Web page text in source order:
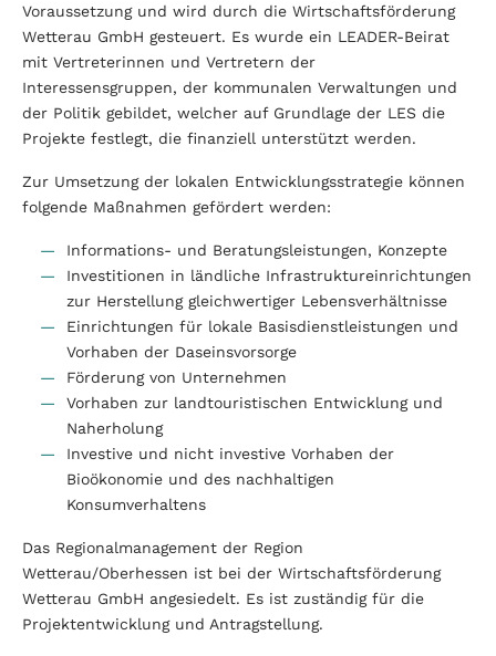
Voraussetzung und wird durch die Wirtschaftsförderung
Wetterau GmbH gesteuert. Es wurde ein LEADER-Beirat
mit Vertreterinnen und Vertretern der
Interessensgruppen, der kommunalen Verwaltungen und
der Politik gebildet, welcher auf Grundlage der LES die
Projekte festlegt, die finanziell unterstützt werden.
Zur Umsetzung der lokalen Entwicklungsstrategie können
folgende Maßnahmen gefördert werden:
Informations- und Beratungsleistungen, Konzepte
Investitionen in ländliche Infrastruktureinrichtungen
zur Herstellung gleichwertiger Lebensverhältnisse
Einrichtungen für lokale Basisdienstleistungen und
Vorhaben der Daseinsvorsorge
Förderung von Unternehmen
Vorhaben zur landtouristischen Entwicklung und
Naherholung
Investive und nicht investive Vorhaben der
Bioökonomie und des nachhaltigen
Konsumverhaltens
Das Regionalmanagement der Region
Wetterau/Oberhessen ist bei der Wirtschaftsförderung
Wetterau GmbH angesiedelt. Es ist zuständig für die
Projektentwicklung und Antragstellung.